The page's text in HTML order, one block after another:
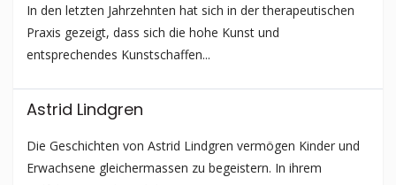
In den letzten Jahrzehnten hat sich in der therapeutischen
Praxis gezeigt, dass sich die hohe Kunst und
entsprechendes Kunstschaffen...
Astrid Lindgren
Die Geschichten von Astrid Lindgren vermögen Kinder und
Erwachsene gleichermassen zu begeistern. In ihrem